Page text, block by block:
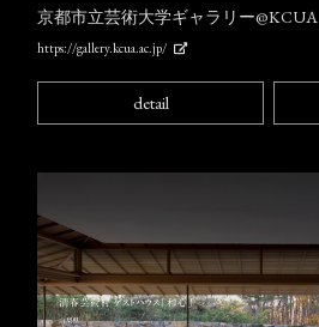
京都市立芸術大学ギャラリー@KCUA
https://gallery.kcua.ac.jp/
detail